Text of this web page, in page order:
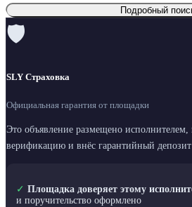
Подробный
🛡
SLY Страховка
Официальная гарантия от площадки
Это объявление размещено
верификацию и внёс гарантийный
✓ Площадка доверяет этому
и поручительство оформлено